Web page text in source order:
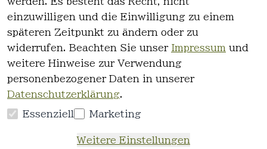
einzuwilligen und die Einwilligung zu einem
späteren Zeitpunkt zu ändern oder zu
widerrufen. Beachten Sie unser Impressum und
weitere Hinweise zur Verwendung
personenbezogener Daten in unserer
Datenschutzerklärung.
Essenziell Marketing
Weitere Einstellungen
Datenschutz
Widerrufsre
cht
widerrufen